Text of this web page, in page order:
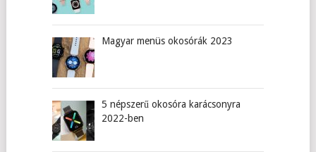
Magyar menüs okosórák 2023
5 népszerű okosóra karácsonyra
2022-ben